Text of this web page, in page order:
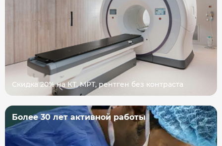
Скидка 20% на КТ, МРТ, рентген без контраста
Более 30 лет активной работы